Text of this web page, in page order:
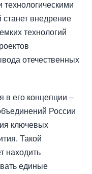
внедрение
технологий
отечественных
в его концепции –
России
ключевых
Такой
находить
единые